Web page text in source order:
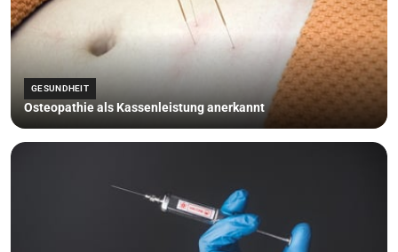
GESUNDHEIT
Osteopathie als Kassenleistung anerkannt